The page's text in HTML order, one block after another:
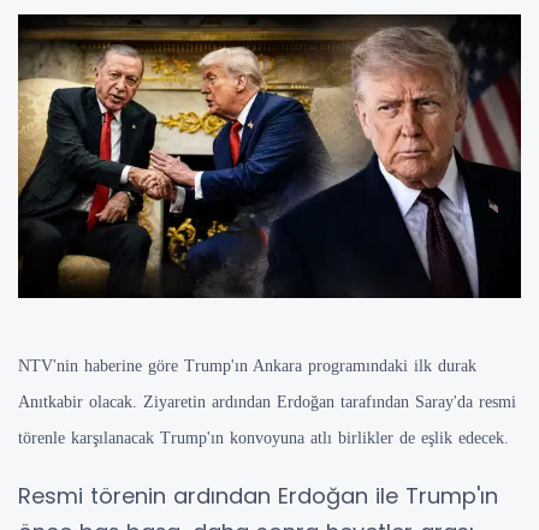
NTV'nin haberine göre Trump'ın Ankara programındaki ilk durak
Anıtkabir olacak. Ziyaretin ardından Erdoğan tarafından Saray'da resmi
törenle karşılanacak Trump'ın konvoyuna atlı birlikler de eşlik edecek.
Resmi törenin ardından Erdoğan ile Trump'ın